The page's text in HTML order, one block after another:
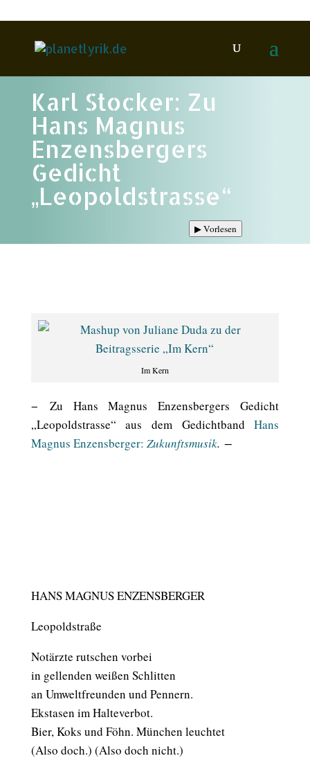
Karl Stocker: Zu
Hans Magnus
Enzensbergers
Gedicht
„Leopoldstrasse“
▶Vorlesen
Im Kern
− Zu Hans Magnus Enzensbergers Gedicht
„Leopoldstrasse“ aus dem GedichtbandHans
Magnus Enzensberger: Zukunftsmusik. −
HANS MAGNUS ENZENSBERGER
Leopoldstraße
Notärzte rutschen vorbei
in gellenden weißen Schlitten
an Umweltfreunden und Pennern.
Ekstasen im Halteverbot.
Bier, Koks und Föhn. München leuchtet
(Also doch.) (Also doch nicht.)